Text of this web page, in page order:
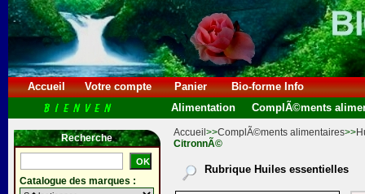
Accueil Votre compte Panier
Bio-forme Info
Alimentation
ComplÃ©ments
Recherche
Catalogue des marques :
Accueil >>ComplÃ©ments alimentaires>>
CitronnÃ©
Rubrique Huiles essentielles